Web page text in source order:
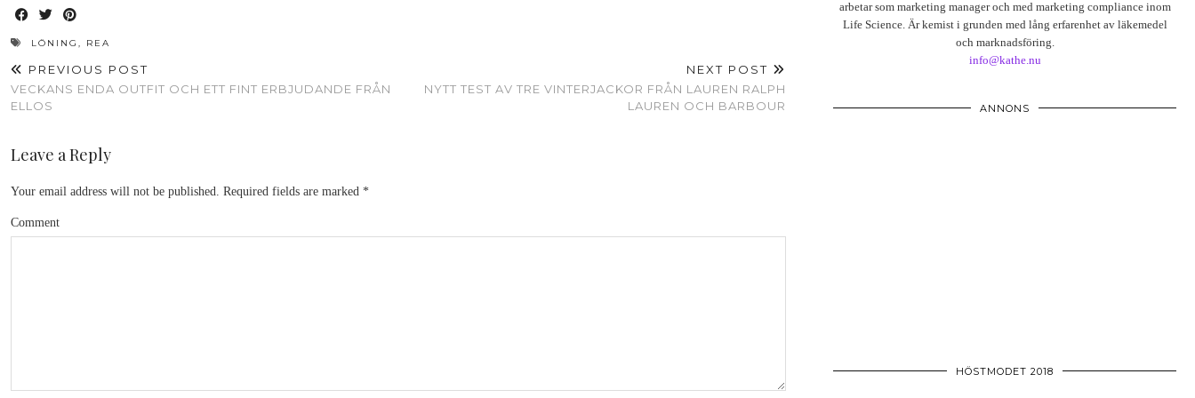
LÖNING , REA
PREVIOUS POST
VECKANS ENDA OUTFIT OCH ETT FINT ERBJUDANDE FRÅN
ELLOS
NEXT POST
NYTT TEST AV TRE VINTERJACKOR FRÅN LAUREN RALPH
LAUREN OCH BARBOUR
Leave a Reply
Your email address will not be published. Required fields are marked *
Comment
arbetar som marketing manager och med marketing compliance inom
Life Science. Är kemist i grunden med lång erfarenhet av läkemedel
och marknadsföring.
info@kathe.nu
ANNONS
HÖSTMODET 2018